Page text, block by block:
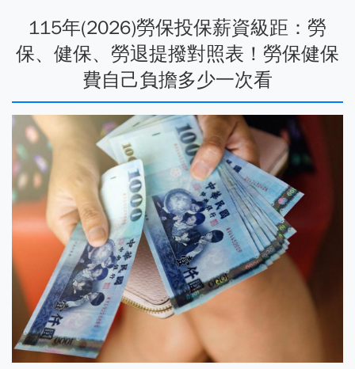
115年(2026)勞保投保薪資級距：勞
保、健保、勞退提撥對照表！勞保健保
費自己負擔多少一次看